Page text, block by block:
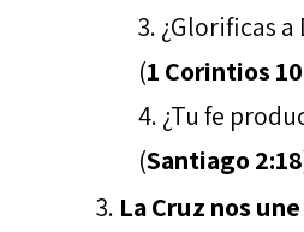
¿Glorificas a
(1 Corintios
¿Tu fe
(Santiago 2:18
La Cruz nos